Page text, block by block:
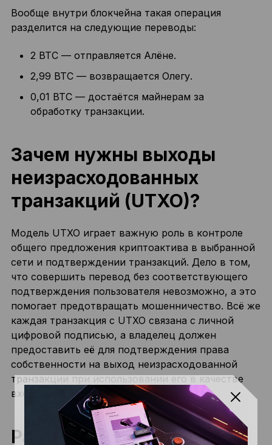
Вообще внутри блокчейна такая операция
разделится на следующие переводы:
2 BTC — отправляется Алёне.
2,99 BTC — возвращается Олегу.
0,01 BTC — достаётся майнерам за
обработку транзакции.
Зачем нужны выходы
неизрасходованных
транзакций (UTXO)?
Модель UTXO играет важную роль в контроле
общего предложения криптоактива в выбранной
сети и подтверждении транзакций. Дело в том,
что совершить перевод без соответствующего
подтверждения пользователя невозможно, а это
помогает предотвращать мошенничество. Всё же
каждая транзакция с UTXO связана с личной
цифровой подписью, а владелец должен
предоставить её для подтверждения права
собственности на выход неизрасходованной
транзакции при использовании его в качестве
входа для нового перевода.
Разница между UTXO и